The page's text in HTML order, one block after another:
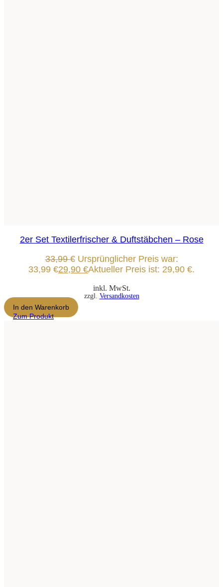
2er Set Textilerfrischer & Duftstäbchen – Rose
33,99€ Ursprünglicher Preis war:
33,99 €29,90 €Aktueller Preis ist: 29,90 €.
inkl. MwSt.
zzgl. Versandkosten
In den Warenkorb
Zum Produkt